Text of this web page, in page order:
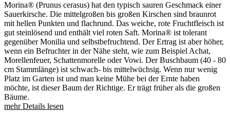
Morina® (Prunus cerasus) hat den typisch sauren Geschmack einer
Sauerkirsche. Die mittelgroßen bis großen Kirschen sind braunrot
mit hellen Punkten und flachrund. Das weiche, rote Fruchtfleisch ist
gut steinlösend und enthält viel roten Saft. Morina® ist tolerant
gegenüber Monilia und selbstbefruchtend. Der Ertrag ist aber höher,
wenn ein Befruchter in der Nähe steht, wie zum Beispiel Achat,
Morellenfeuer, Schattenmorelle oder Vowi. Der Buschbaum (40 - 80
cm Stammlänge) ist schwach- bis mittelwüchsig. Wenn nur wenig
Platz im Garten ist und man keine Mühe bei der Ernte haben
möchte, ist dieser Baum der Richtige. Er trägt früher als die großen
Bäume.
mehr Details lesen